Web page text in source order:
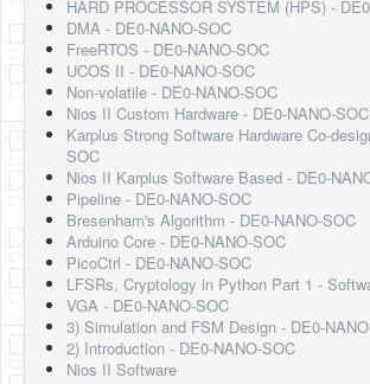
HARD PROCESSOR SYSTEM (HPS) -
DMA - DE0-NANO-SOC
FreeRTOS - DE0-NANO-SOC
UCOS II - DE0-NANO-SOC
Non-volatile - DE0-NANO-SOC
Nios II Custom Hardware - DE0-NANO-SOC
Karplus Strong Software Hardware Co-
SOC
Nios II Karplus Software Based - DE0-
Pipeline - DE0-NANO-SOC
Bresenham's Algorithm - DE0-NANO-SOC
Arduino Core - DE0-NANO-SOC
PicoCtrl - DE0-NANO-SOC
LFSRs, Cryptology in Python Part 1 -
VGA - DE0-NANO-SOC
3) Simulation and FSM Design - DE0-
2) Introduction - DE0-NANO-SOC
Nios II Software